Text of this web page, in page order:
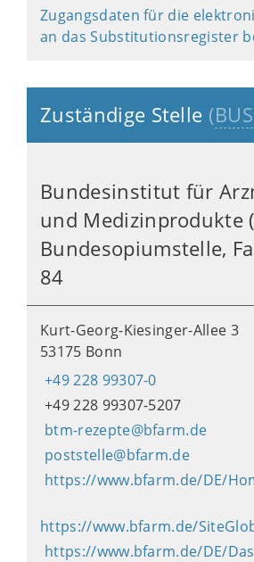
Zugangsdaten für die
an das Substitutionsregister
Zuständige Stelle (BUS
Bundesinstitut für
und Medizinprodukte
Bundesopiumstelle,
84
Kurt-Georg-Kiesinger-Allee 3
53175 Bonn
+49 228 99307-0
+49 228 99307-5207
btm-rezepte@bfarm.de
poststelle@bfarm.de
https://www.bfarm.de/DE/
https://www.bfarm.de/
https://www.bfarm.de/DE/